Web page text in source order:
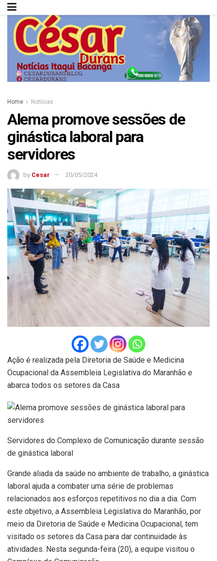
Home Notícias
Alema promove sessões de
ginástica laboral para
servidores
by Cesar 20/05/2024
Ação é realizada pela Diretoria de Saúde e Medicina
Ocupacional da Assembleia Legislativa do Maranhão e
abarca todos os setores da Casa
Servidores do Complexo de Comunicação durante sessão
de ginástica laboral
Grande aliada da saúde no ambiente de trabalho, a ginástica
laboral ajuda a combater uma série de problemas
relacionados aos esforços repetitivos no dia a dia. Com
este objetivo, a Assembleia Legislativa do Maranhão, por
meio da Diretoria de Saúde e Medicina Ocupacional, tem
visitado os setores da Casa para dar continuidade às
atividades. Nesta segunda-feira (20), a equipe visitou o